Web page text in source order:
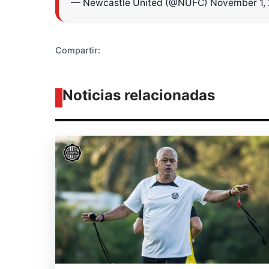
— Newcastle United (@NUFC) November 1,
Compartir:
Noticias relacionadas